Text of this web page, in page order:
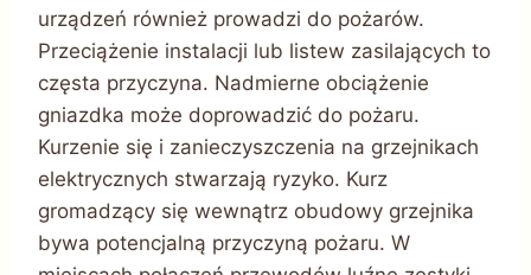
urządzeń również prowadzi do pożarów.
Przeciążenie instalacji lub listew zasilających to
częsta przyczyna. Nadmierne obciążenie
gniazdka może doprowadzić do pożaru.
Kurzenie się i zanieczyszczenia na grzejnikach
elektrycznych stwarzają ryzyko. Kurz
gromadzący się wewnątrz obudowy grzejnika
bywa potencjalną przyczyną pożaru. W